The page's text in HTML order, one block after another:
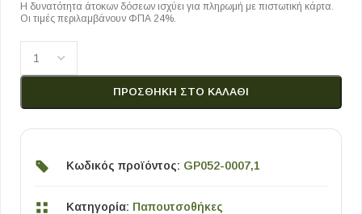
Η δυνατότητα άτοκων δόσεων ισχύει για πληρωμή με πιστωτική κάρτα.
Οι τιμές περιλαμβάνουν ΦΠΑ 24%.
ΠΡΟΣΘΉΚΗ ΣΤΟ ΚΑΛΆΘΙ
Κωδικός προϊόντος: GP052-0007,1
Κατηγορία: Παπουτσοθήκες